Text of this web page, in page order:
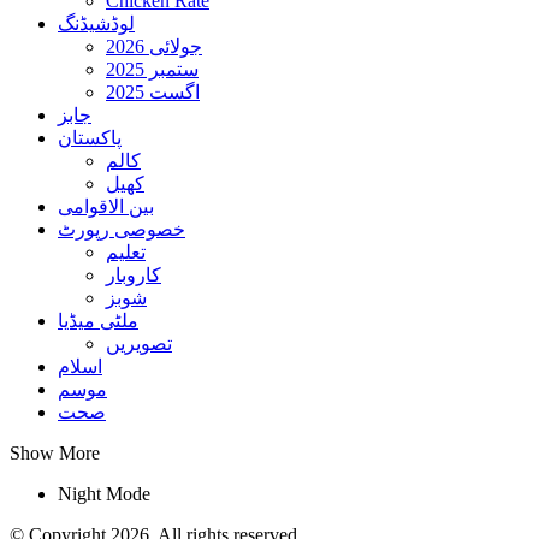
لوڈشیڈنگ
جولائی 2026
ستمبر 2025
اگست 2025
جابز
پاکستان
کالم
کھیل
بین الاقوامی
خصوصی رپورٹ
تعلیم
کاروبار
شوبز
ملٹی میڈیا
تصویریں
اسلام
موسم
صحت
Show More
Night Mode